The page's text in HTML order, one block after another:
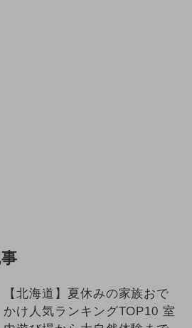
【北海道】夏休みの家族おで
かけ人気ランキングTOP10 室